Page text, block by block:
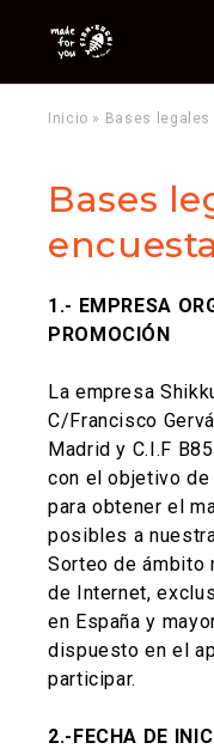
Inicio » Bases
Bases
1.- EMPRESA
PROMOCIÓN
La empresa
C/Francisco
Madrid y C.I.F
con el objetivo
para obtener el
posibles a
Sorteo de ámbito
de Internet,
en España y
dispuesto en el
participar.
2.-FECHA DE